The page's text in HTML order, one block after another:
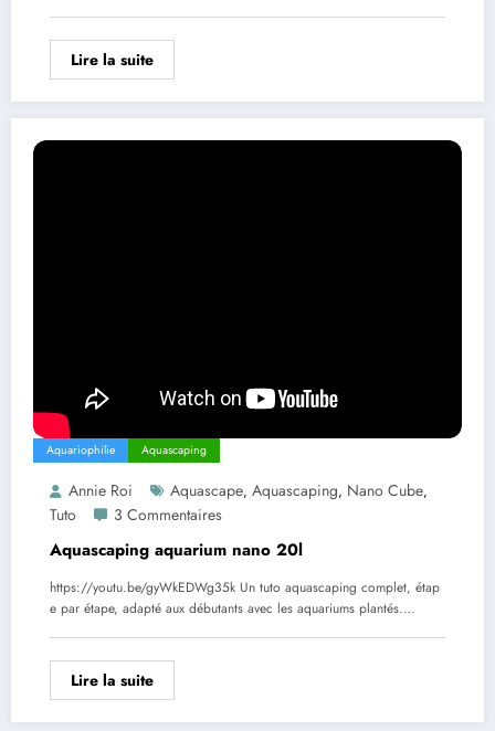
Lire la suite
Aquariophilie Aquascaping
Annie Roi Aquascape, Aquascaping, Nano Cube,
Tuto 3 Commentaires
Aquascaping aquarium nano 20l
https://youtu.be/gyWkEDWg35k Un tuto aquascaping complet, étap
e par étape, adapté aux débutants avec les aquariums plantés.…
Lire la suite